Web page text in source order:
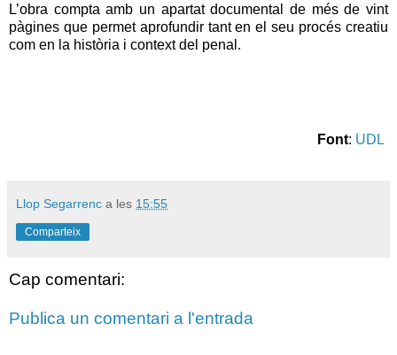
L’obra compta amb un apartat documental de més de vint
pàgines que permet aprofundir tant en el seu procés creatiu
com en la història i context del penal.
Font: UDL
Llop Segarrenc a les 15:55
Comparteix
Cap comentari:
Publica un comentari a l'entrada